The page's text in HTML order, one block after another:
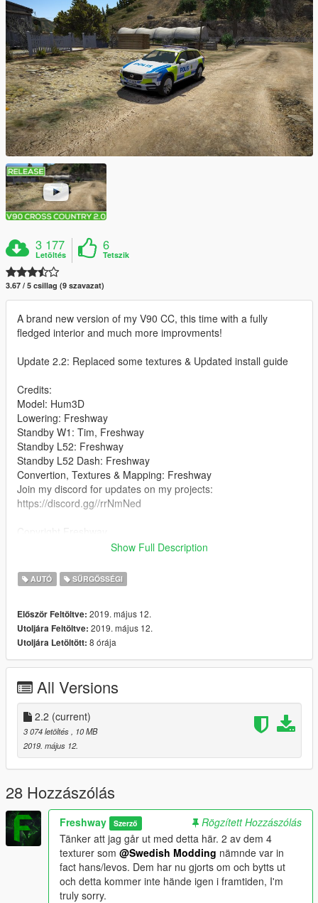
3 177
Letöltés
6
Tetszik
3.67 / 5 csillag (9 szavazat)
A brand new version of my V90 CC, this time with a fully
fledged interior and much more improvments!
Update 2.2: Replaced some textures & Updated install guide
Credits:
Model: Hum3D
Lowering: Freshway
Standby W1: Tim, Freshway
Standby L52: Freshway
Standby L52 Dash: Freshway
Convertion, Textures & Mapping: Freshway
Join my discord for updates on my projects:
https://discord.gg//rrNmNed
permission. You are allowed to make skins for it though :)
Show Full Description
AUTÓ SŰRGŐSSÉGI
Először Feltöltve: 2019. május 12.
Utoljára Feltöltve: 2019. május 12.
Utoljára Letöltött: 8 órája
All Versions
2.2 (current)
3 074 letöltés
, 10 MB
2019. május 12.
28 Hozzászólás
Freshway Szerző
Rögzített Hozzászólás
Tänker att jag går ut med detta här. 2 av dem 4
texturer som @Swedish Modding nämnde var in
fact hans/levos. Dem har nu gjorts om och bytts ut
och detta kommer inte hände igen i framtiden, I'm
truly sorry.